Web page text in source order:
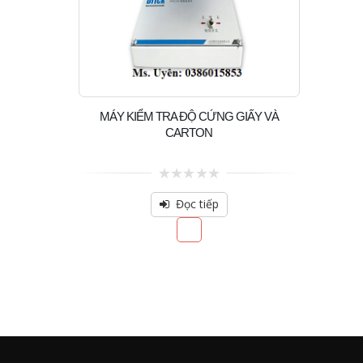
MÁY KIỂM TRA ĐỘ CỨNG GIẤY VÀ
CARTON
0
out
of
Đọc tiếp